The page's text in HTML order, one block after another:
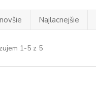
Najlacnejšie
1-5 z 5